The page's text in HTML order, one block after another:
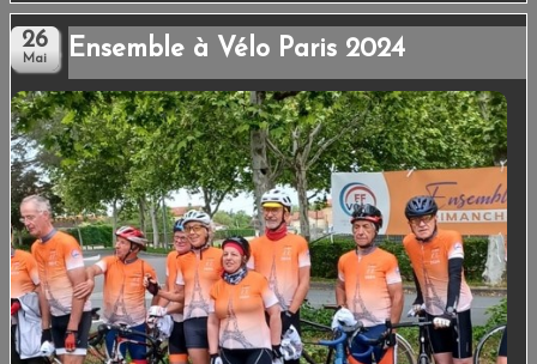
LIENS
CONTACT
Ensemble à Vélo Paris 2024